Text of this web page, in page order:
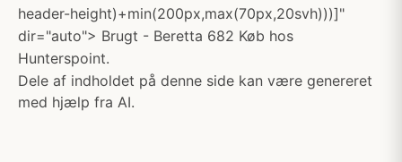
header-height)+min(200px,max(70px,20svh)))]"
dir="auto"> Brugt - Beretta 682 Køb hos
Hunterspoint.
Dele af indholdet på denne side kan være genereret
med hjælp fra AI.